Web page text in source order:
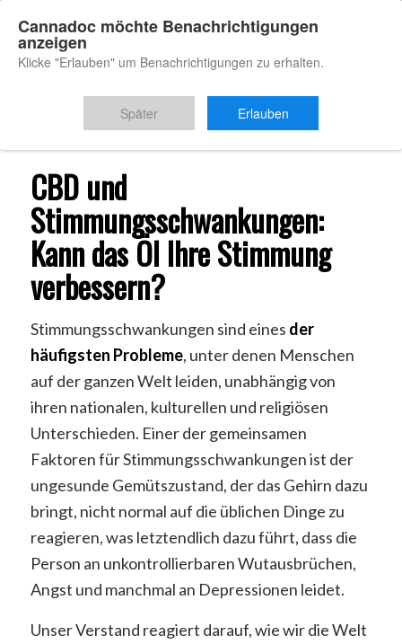
Du bist hier: Startseite / CBD Stimmungsschwankungen
CBD und
Stimmungsschwankungen:
Kann das Öl Ihre Stimmung
verbessern?
Stimmungsschwankungen sind eines der
häufigsten Probleme, unter denen Menschen
auf der ganzen Welt leiden, unabhängig von
ihren nationalen, kulturellen und religiösen
Unterschieden. Einer der gemeinsamen
Faktoren für Stimmungsschwankungen ist der
ungesunde Gemütszustand, der das Gehirn dazu
bringt, nicht normal auf die üblichen Dinge zu
reagieren, was letztendlich dazu führt, dass die
Person an unkontrollierbaren Wutausbrüchen,
Angst und manchmal an Depressionen leidet.
Unser Verstand reagiert darauf, wie wir die Welt
Cannadoc möchte Benachrichtigungen
anzeigen
Klicke "Erlauben" um Benachrichtigungen zu erhalten.
Später Erlauben